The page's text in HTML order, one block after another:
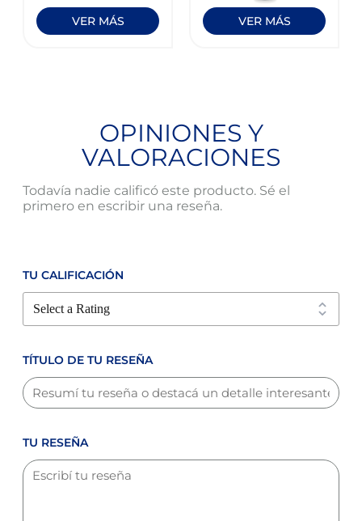
VER MÁS VER MÁS
OPINIONES Y
VALORACIONES
Todavía nadie calificó este producto. Sé el
primero en escribir una reseña.
TU CALIFICACIÓN
TÍTULO DE TU RESEÑA
TU RESEÑA